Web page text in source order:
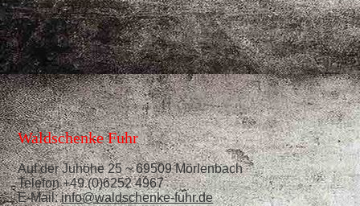
Waldschenke Fuhr
Auf der Juhöhe 25 ~ 69509 Mörlenbach
Telefon +49 (0)6252 4967
E-Mail:info@waldschenke-fuhr.de